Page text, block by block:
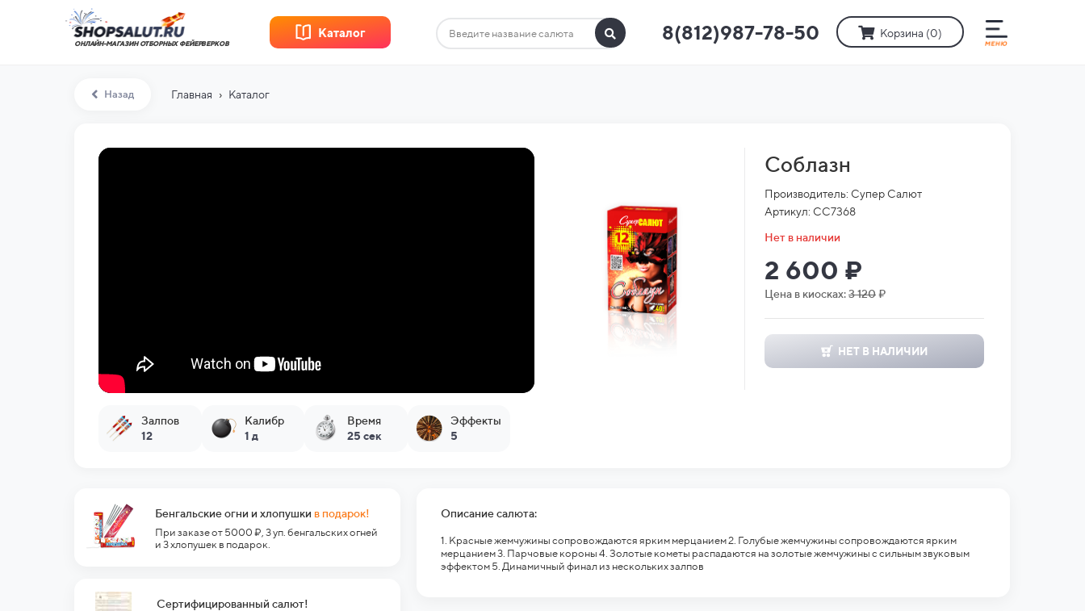
ОНЛАЙН-МАГАЗИН ОТБОРНЫХ ФЕЙЕРВЕРКОВ 8(812)987-78-50 Корзина (0)
Каталог
Назад Главная › Каталог
Залпов
12
Калибр
1 д
Время
25 сек
Эффекты
5
Соблазн
Производитель: Супер Салют
Артикул: СС7368
Нет в наличии
2 600 ₽
Цена в киосках:3 120₽
НЕТ В НАЛИЧИИ
Бенгальские огни и хлопушки в подарок!
При заказе от 5000 ₽, 3 уп. бенгальских огней
и 3 хлопушек в подарок.
Сертифицированный салют!
Описание салюта:
1. Красные жемчужины сопровождаются ярким мерцанием 2. Голубые жемчужины сопровождаются ярким
мерцанием 3. Парчовые короны 4. Золотые кометы распадаются на золотые жемчужины с сильным звуковым
эффектом 5. Динамичный финал из нескольких залпов